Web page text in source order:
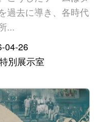
過去に導き、各時代
...
04-26
別展示室